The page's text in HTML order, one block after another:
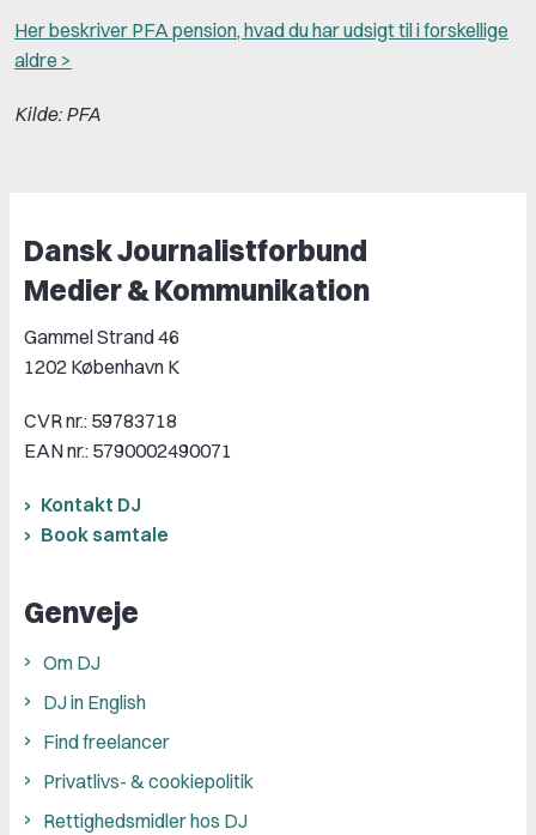
Her beskriver PFA pension, hvad du har udsigt til i forskellige
aldre >
Kilde: PFA
Dansk Journalistforbund
Medier & Kommunikation
Gammel Strand 46
1202 København K
CVR nr.: 59783718
EAN nr.: 5790002490071
Kontakt DJ
Book samtale
Genveje
Om DJ
DJ in English
Find freelancer
Privatlivs- & cookiepolitik
Rettighedsmidler hos DJ